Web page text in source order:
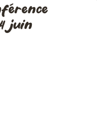
juin